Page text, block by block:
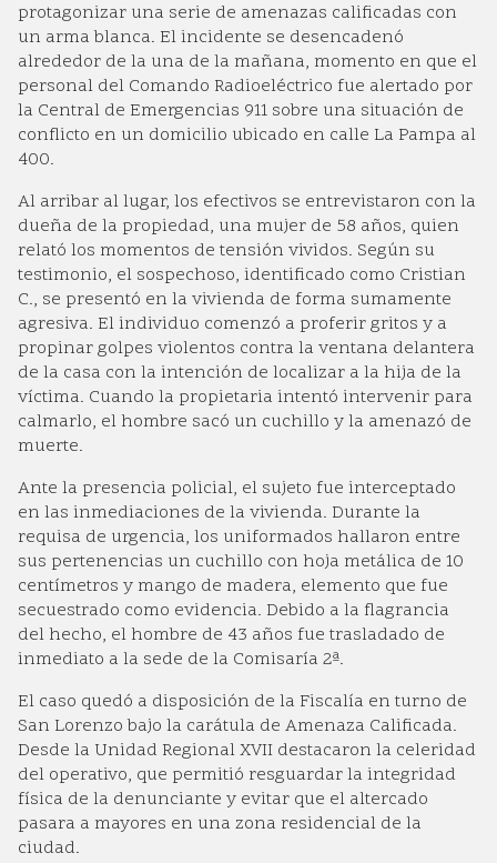
protagonizar una serie de amenazas calificadas con
un arma blanca. El incidente se desencadenó
alrededor de la una de la mañana, momento en que el
personal del Comando Radioeléctrico fue alertado por
la Central de Emergencias 911 sobre una situación de
conflicto en un domicilio ubicado en calle La Pampa al
400.
Al arribar al lugar, los efectivos se entrevistaron con la
dueña de la propiedad, una mujer de 58 años, quien
relató los momentos de tensión vividos. Según su
testimonio, el sospechoso, identificado como Cristian
C., se presentó en la vivienda de forma sumamente
agresiva. El individuo comenzó a proferir gritos y a
propinar golpes violentos contra la ventana delantera
de la casa con la intención de localizar a la hija de la
víctima. Cuando la propietaria intentó intervenir para
calmarlo, el hombre sacó un cuchillo y la amenazó de
muerte.
Ante la presencia policial, el sujeto fue interceptado
en las inmediaciones de la vivienda. Durante la
requisa de urgencia, los uniformados hallaron entre
sus pertenencias un cuchillo con hoja metálica de 10
centímetros y mango de madera, elemento que fue
secuestrado como evidencia. Debido a la flagrancia
del hecho, el hombre de 43 años fue trasladado de
inmediato a la sede de la Comisaría 2ª.
El caso quedó a disposición de la Fiscalía en turno de
San Lorenzo bajo la carátula de Amenaza Calificada.
Desde la Unidad Regional XVII destacaron la celeridad
del operativo, que permitió resguardar la integridad
física de la denunciante y evitar que el altercado
pasara a mayores en una zona residencial de la
ciudad.